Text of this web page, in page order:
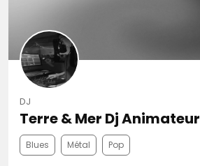
DJ
Terre & Mer Dj Animateur
Blues Métal Pop